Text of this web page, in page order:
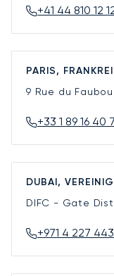
+41 44 810 12
PARIS,
9 Rue du
+33 1 89 16 40
DUBAI,
DIFC - Gate
+971 4 227